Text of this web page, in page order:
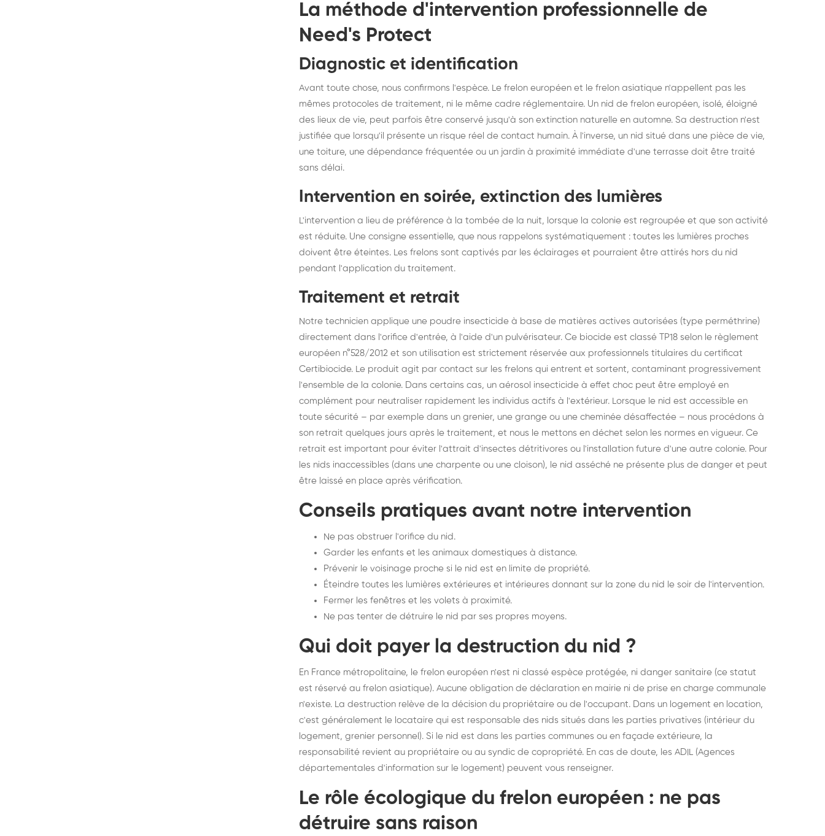
La méthode d'intervention professionnelle de
Need's Protect
Diagnostic et identification
Avant toute chose, nous confirmons l'espèce. Le frelon européen et le frelon asiatique n'appellent pas les
mêmes protocoles de traitement, ni le même cadre réglementaire. Un nid de frelon européen, isolé, éloigné
des lieux de vie, peut parfois être conservé jusqu'à son extinction naturelle en automne. Sa destruction n'est
justifiée que lorsqu'il présente un risque réel de contact humain. À l'inverse, un nid situé dans une pièce de vie,
une toiture, une dépendance fréquentée ou un jardin à proximité immédiate d'une terrasse doit être traité
sans délai.
Intervention en soirée, extinction des lumières
L'intervention a lieu de préférence à la tombée de la nuit, lorsque la colonie est regroupée et que son activité
est réduite. Une consigne essentielle, que nous rappelons systématiquement : toutes les lumières proches
doivent être éteintes. Les frelons sont captivés par les éclairages et pourraient être attirés hors du nid
pendant l'application du traitement.
Traitement et retrait
Notre technicien applique une poudre insecticide à base de matières actives autorisées (type perméthrine)
directement dans l'orifice d'entrée, à l'aide d'un pulvérisateur. Ce biocide est classé TP18 selon le règlement
européen n°528/2012 et son utilisation est strictement réservée aux professionnels titulaires du certificat
Certibiocide. Le produit agit par contact sur les frelons qui entrent et sortent, contaminant progressivement
l'ensemble de la colonie. Dans certains cas, un aérosol insecticide à effet choc peut être employé en
complément pour neutraliser rapidement les individus actifs à l'extérieur. Lorsque le nid est accessible en
toute sécurité – par exemple dans un grenier, une grange ou une cheminée désaffectée – nous procédons à
son retrait quelques jours après le traitement, et nous le mettons en déchet selon les normes en vigueur. Ce
retrait est important pour éviter l'attrait d'insectes détritivores ou l'installation future d'une autre colonie. Pour
les nids inaccessibles (dans une charpente ou une cloison), le nid asséché ne présente plus de danger et peut
être laissé en place après vérification.
Conseils pratiques avant notre intervention
Ne pas obstruer l'orifice du nid.
Garder les enfants et les animaux domestiques à distance.
Prévenir le voisinage proche si le nid est en limite de propriété.
Éteindre toutes les lumières extérieures et intérieures donnant sur la zone du nid le soir de l'intervention.
Fermer les fenêtres et les volets à proximité.
Ne pas tenter de détruire le nid par ses propres moyens.
Qui doit payer la destruction du nid ?
En France métropolitaine, le frelon européen n'est ni classé espèce protégée, ni danger sanitaire (ce statut
est réservé au frelon asiatique). Aucune obligation de déclaration en mairie ni de prise en charge communale
n'existe. La destruction relève de la décision du propriétaire ou de l'occupant. Dans un logement en location,
c'est généralement le locataire qui est responsable des nids situés dans les parties privatives (intérieur du
logement, grenier personnel). Si le nid est dans les parties communes ou en façade extérieure, la
responsabilité revient au propriétaire ou au syndic de copropriété. En cas de doute, les ADIL (Agences
départementales d'information sur le logement) peuvent vous renseigner.
Le rôle écologique du frelon européen : ne pas
détruire sans raison